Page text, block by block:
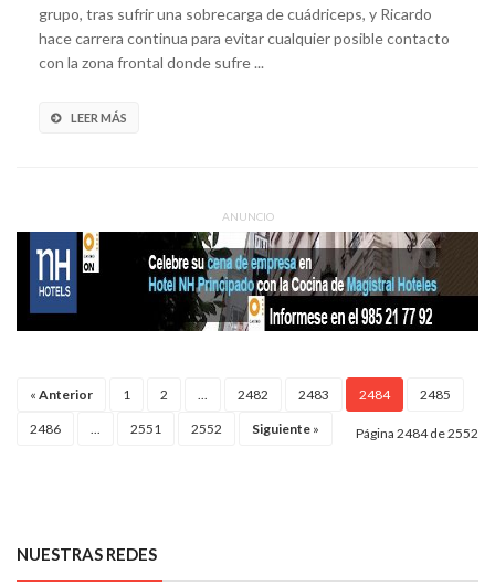
grupo, tras sufrir una sobrecarga de cuádriceps, y Ricardo
hace carrera continua para evitar cualquier posible contacto
con la zona frontal donde sufre ...
LEER MÁS
ANUNCIO
« Anterior 1 2 2482 2483 2484 2485
2486 2551 2552 Siguiente » Página 2484 de 2552
NUESTRAS REDES